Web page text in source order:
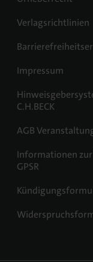
Verlagsrichtlinien
Impressum
C.H.BECK
AGB
Informationen
GPSR